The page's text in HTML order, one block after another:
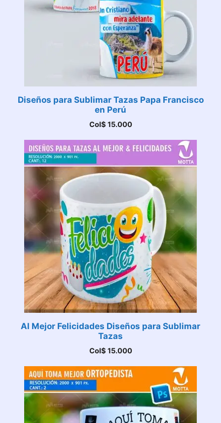
Diseños para Sublimar Tazas Papa Francisco
en Perú
Col$ 15.000
Al Mejor Felicidades Diseños para Sublimar
Tazas
Col$ 15.000